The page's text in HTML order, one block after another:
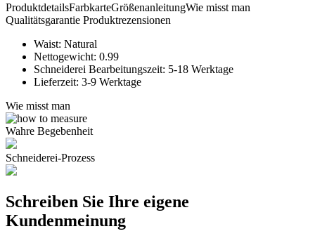
ProduktdetailsFarbkarteGrößenanleitungWie misst man
Qualitätsgarantie Produktrezensionen
Waist: Natural
Nettogewicht: 0.99
Schneiderei Bearbeitungszeit: 5-18 Werktage
Lieferzeit: 3-9 Werktage
Wie misst man
Wahre Begebenheit
Schneiderei-Prozess
Schreiben Sie Ihre eigene
Kundenmeinung